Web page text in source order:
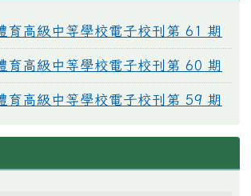
育高級中等學校電子校刊第 61 期
育高級中等學校電子校刊第 60 期
育高級中等學校電子校刊第 59 期